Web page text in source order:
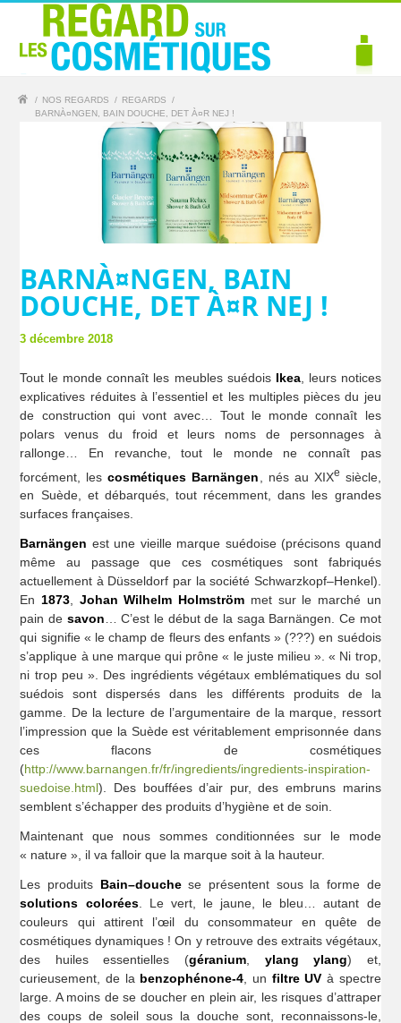
/ NOS REGARDS / REGARDS
/
BARNÀ¤NGEN, BAIN DOUCHE, DET À¤R NEJ !
BARNÀ¤NGEN, BAIN
DOUCHE, DET À¤R NEJ !
3 décembre 2018
Tout le monde connaît les meubles suédois Ikea, leurs notices
explicatives réduites à l’essentiel et les multiples pièces du jeu
de construction qui vont avec… Tout le monde connaît les
polars venus du froid et leurs noms de personnages à
rallonge… En revanche, tout le monde ne connaît pas
forcément, lescosmétiques Barnängen , nés au XIXe siècle,
en Suède, et débarqués, tout récemment, dans les grandes
surfaces françaises.
Barnängen est une vieille marque suédoise (précisons quand
même au passage que ces cosmétiques sont fabriqués
actuellement à Düsseldorf par la société Schwarzkopf–Henkel).
En1873, Johan Wilhelm Holmström met sur le marché un
pain de savon… C’est le début de la saga Barnängen. Ce mot
qui signifie « le champ de fleurs des enfants » (???) en suédois
s’applique à une marque qui prône « le juste milieu ». « Ni trop,
ni trop peu ». Des ingrédients végétaux emblématiques du sol
suédois sont dispersés dans les différents produits de la
gamme. De la lecture de l’argumentaire de la marque, ressort
l’impression que la Suède est véritablement emprisonnée dans
ces flacons de cosmétiques
(http://www.barnangen.fr/fr/ingredients/ingredients-inspiration-
suedoise.html). Des bouffées d’air pur, des embruns marins
semblent s’échapper des produits d’hygiène et de soin.
Maintenant que nous sommes conditionnées sur le mode
« nature », il va falloir que la marque soit à la hauteur.
Les produits Bain–douchese présentent sous la forme de
solutions colorées. Le vert, le jaune, le bleu… autant de
couleurs qui attirent l’œil du consommateur en quête de
cosmétiques dynamiques ! On y retrouve des extraits végétaux,
des huiles essentielles (géranium ylang ylang) et,
curieusement, de la benzophénone-4 , un filtre UV à spectre
large. A moins de se doucher en plein air, les risques d’attraper
des coups de soleil sous la douche sont, reconnaissons-le,